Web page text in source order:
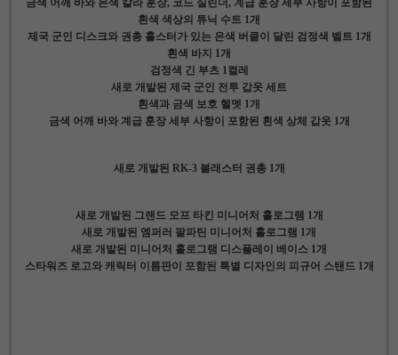
흰색 색상의 튜닉 수트 1개
제국 군인 디스크와 권총 홀스터가 있는 은색 버클이 달린 검정색 벨트 1개
흰색 바지 1개
검정색 긴 부츠 1켤레
새로 개발된 제국 군인 전투 갑옷 세트
흰색과 금색 보호 헬멧 1개
금색 어깨 바와 계급 훈장 세부 사항이 포함된 흰색 상체 갑옷 1개
새로 개발된 RK-3 블래스터 권총 1개
새로 개발된 그랜드 모프 타킨 미니어처 홀로그램 1개
새로 개발된 엠퍼러 팔파틴 미니어처 홀로그램 1개
새로 개발된 미니어처 홀로그램 디스플레이 베이스 1개
스타워즈 로고와 캐릭터 이름판이 포함된 특별 디자인의 피규어 스탠드 1개